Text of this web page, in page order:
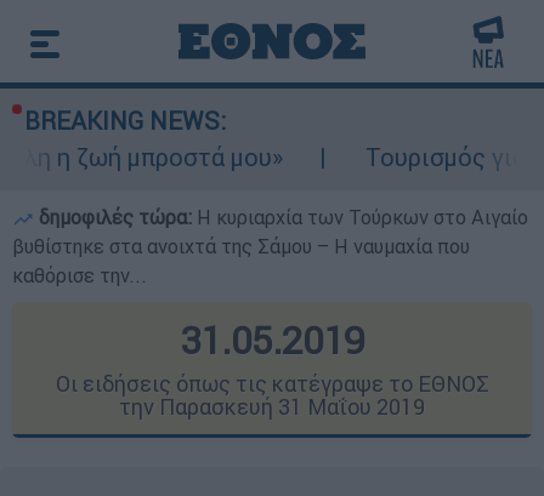
BREAKING NEWS:
μου»
Τουρισμός για Ολους
δημοφιλές τώρα: Η κυριαρχία των Τούρκων στο Αιγαίο
βυθίστηκε στα ανοιχτά της Σάμου – Η ναυμαχία που
καθόρισε την...
31.05.2019
Οι ειδήσεις όπως τις κατέγραψε το ΕΘΝΟΣ
την Παρασκευή 31 Μαΐου 2019